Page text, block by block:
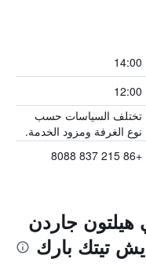
14:00
12:00
تختلف السياسات حسب
نوع الغرفة ومزود الخدمة.
+86 215 837 8088
هيلتون جاردن
تيتك بارك